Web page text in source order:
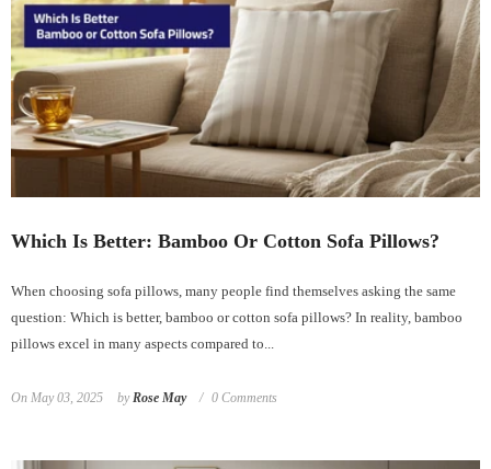
Which Is Better: Bamboo Or Cotton Sofa Pillows?
When choosing sofa pillows, many people find themselves asking the same
question: Which is better, bamboo or cotton sofa pillows? In reality, bamboo
pillows excel in many aspects compared to...
On May 03, 2025 byRose May 0 Comments